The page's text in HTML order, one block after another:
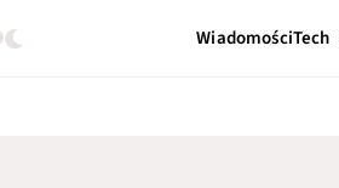
WiadomościTech